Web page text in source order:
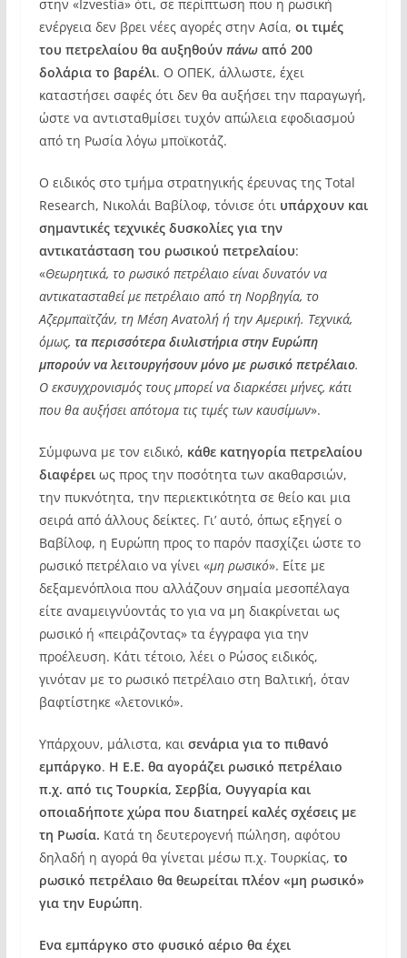
στην «Izvestia» ότι, σε περίπτωση που η ρωσική
ενέργεια δεν βρει νέες αγορές στην Ασία, οι τιμές
του πετρελαίου θα αυξηθούν πάνωαπό 200
δολάρια το βαρέλι. Ο ΟΠΕΚ, άλλωστε, έχει
καταστήσει σαφές ότι δεν θα αυξήσει την παραγωγή,
ώστε να αντισταθμίσει τυχόν απώλεια εφοδιασμού
από τη Ρωσία λόγω μποϊκοτάζ.
Ο ειδικός στο τμήμα στρατηγικής έρευνας της Total
Research, Νικολάι Βαβίλοφ, τόνισε ότι υπάρχουν και
σημαντικές τεχνικές δυσκολίες για την
αντικατάσταση του ρωσικού πετρελαίου:
«Θεωρητικά, το ρωσικό πετρέλαιο είναι δυνατόν να
αντικατασταθεί με πετρέλαιο από τη Νορβηγία, το
Αζερμπαϊτζάν, τη Μέση Ανατολή ή την Αμερική. Τεχνικά,
όμως, τα περισσότερα διυλιστήρια στην Ευρώπη
μπορούν να λειτουργήσουν μόνο με ρωσικό πετρέλαιο.
Ο εκσυγχρονισμός τους μπορεί να διαρκέσει μήνες, κάτι
που θα αυξήσει απότομα τις τιμές των καυσίμων».
Σύμφωνα με τον ειδικό, κάθε κατηγορία πετρελαίου
διαφέρειως προς την ποσότητα των ακαθαρσιών,
την πυκνότητα, την περιεκτικότητα σε θείο και μια
σειρά από άλλους δείκτες. Γι’ αυτό, όπως εξηγεί ο
Βαβίλοφ, η Ευρώπη προς το παρόν πασχίζει ώστε το
ρωσικό πετρέλαιο να γίνει «μη ρωσικό». Είτε με
δεξαμενόπλοια που αλλάζουν σημαία μεσοπέλαγα
είτε αναμειγνύοντάς το για να μη διακρίνεται ως
ρωσικό ή «πειράζοντας» τα έγγραφα για την
προέλευση. Κάτι τέτοιο, λέει ο Ρώσος ειδικός,
γινόταν με το ρωσικό πετρέλαιο στη Βαλτική, όταν
βαφτίστηκε «λετονικό».
Υπάρχουν, μάλιστα, και σενάρια για το πιθανό
εμπάργκο. Η Ε.Ε. θα αγοράζει ρωσικό πετρέλαιο
π.χ. από τις Τουρκία, Σερβία, Ουγγαρία και
οποιαδήποτε χώρα που διατηρεί καλές σχέσεις με
τη Ρωσία. Κατά τη δευτερογενή πώληση, αφότου
δηλαδή η αγορά θα γίνεται μέσω π.χ. Τουρκίας, το
ρωσικό πετρέλαιο θα θεωρείται πλέον «μη ρωσικό»
για την Ευρώπη.
Ενα εμπάργκο στο φυσικό αέριο θα έχει